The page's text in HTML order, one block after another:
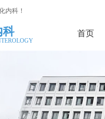
内科！
科 首页